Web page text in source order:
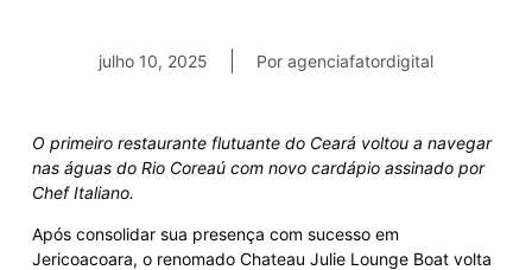
julho 10, 2025 Por agenciafatordigital
O primeiro restaurante flutuante do Ceará voltou a navegar
nas águas do Rio Coreaú com novo cardápio assinado por
Chef Italiano.
Após consolidar sua presença com sucesso em
Jericoacoara, o renomado Chateau Julie Lounge Boat volta